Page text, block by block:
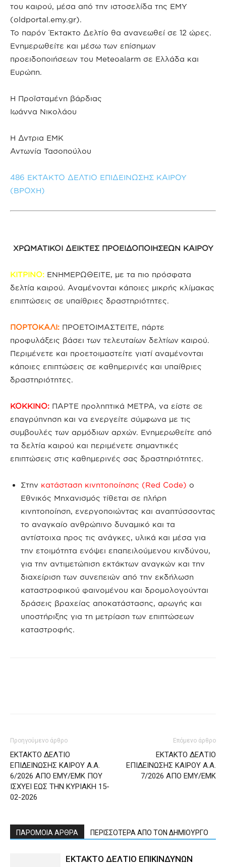
του καιρού, μέσα από την ιστοσελίδα της ΕΜΥ
(oldportal.emy.gr).
Το παρόν Έκτακτο Δελτίο θα ανανεωθεί σε 12 ώρες.
Ενημερωθείτε και μέσω των επίσημων
προειδοποιήσεων του Meteoalarm σε Ελλάδα και
Ευρώπη.
Η Προϊσταμένη βάρδιας
Ιωάννα Νικολάου
Η Δντρια ΕΜΚ
Αντωνία Τασοπούλου
486 ΕΚΤΑΚΤΟ ΔΕΛΤΙΟ ΕΠΙΔΕΙΝΩΣΗΣ ΚΑΙΡΟΥ
(ΒΡΟΧΗ)
ΧΡΩΜΑΤΙΚΟΙ ΔΕΙΚΤΕΣ ΠΡΟΕΙΔΟΠΟΙΗΣΕΩΝ ΚΑΙΡΟΥ
ΚΙΤΡΙΝΟ: ΕΝΗΜΕΡΩΘΕΙΤΕ, με τα πιο πρόσφατα
δελτία καιρού. Αναμένονται κάποιες μικρής κλίμακας
επιπτώσεις σε υπαίθριες δραστηριότητες.
ΠΟΡΤΟΚΑΛΙ: ΠΡΟΕΤΟΙΜΑΣΤΕΙΤΕ, πάρτε
προφυλάξεις βάσει των τελευταίων δελτίων καιρού.
Περιμένετε και προετοιμαστείτε γιατί αναμένονται
κάποιες επιπτώσεις σε καθημερινές και υπαίθριες
δραστηριότητες.
ΚΟΚΚΙΝΟ: ΠΑΡΤΕ προληπτικά ΜΕΤΡΑ, να είστε σε
επαγρύπνηση και να ενεργείτε σύμφωνα με τις
συμβουλές των αρμόδιων αρχών. Ενημερωθείτε από
τα δελτία καιρού και περιμένετε σημαντικές
επιπτώσεις στις καθημερινές σας δραστηριότητες.
Στην κατάσταση κινητοποίησης (Red Code) ο
Εθνικός Μηχανισμός τίθεται σε πλήρη
κινητοποίηση, ενεργοποιώντας και αναπτύσσοντας
το αναγκαίο ανθρώπινο δυναμικό και τα
αντίστοιχα προς τις ανάγκες, υλικά και μέσα για
την ετοιμότητα ενόψει επαπειλούμενου κινδύνου,
για την αντιμετώπιση εκτάκτων αναγκών και την
διαχείριση των συνεπειών από την εκδήλωση
καταστροφικού φαινομένου και δρομολογούνται
δράσεις βραχείας αποκατάστασης, αρωγής και
υποστήριξης για τη μετρίαση των επιπτώσεων
καταστροφής.
Προηγούμενο άρθρο
ΕΚΤΑΚΤΟ ΔΕΛΤΙΟ
ΕΠΙΔΕΙΝΩΣΗΣ ΚΑΙΡΟΥ Α.Α.
6/2026 ΑΠΟ ΕΜΥ/ΕΜΚ ΠΟΥ
ΙΣΧΥΕΙ ΕΩΣ ΤΗΝ ΚΥΡΙΑΚΗ 15-
02-2026
Επόμενο άρθρο
ΕΚΤΑΚΤΟ ΔΕΛΤΙΟ
ΕΠΙΔΕΙΝΩΣΗΣ ΚΑΙΡΟΥ Α.Α.
7/2026 ΑΠΟ ΕΜΥ/ΕΜΚ
ΠΑΡΟΜΟΙΑ ΑΡΘΡΑ ΠΕΡΙΣΣΟΤΕΡΑ ΑΠΟ ΤΟΝ ΔΗΜΙΟΥΡΓΟ
ΕΚΤΑΚΤΟ ΔΕΛΤΙΟ ΕΠΙΚΙΝΔΥΝΩΝ